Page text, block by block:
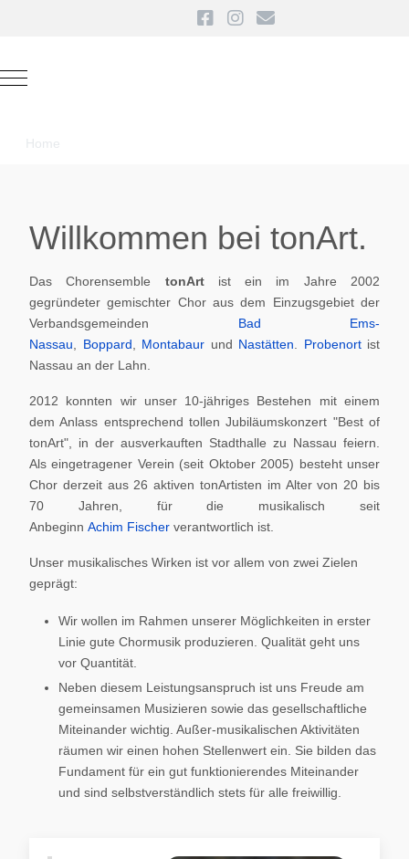
Mobile Menu Toggle
Home
Willkommen bei tonArt.
Das Chorensemble tonArt ist ein im Jahre 2002
gegründeter gemischter Chor aus dem Einzugsgebiet der
Verbandsgemeinden Bad Ems-
Nassau
Boppard Montabaur und Nastätten Probenortist
Nassau an der Lahn.
2012 konnten wir unser 10-jähriges Bestehen mit einem
dem Anlass entsprechend tollen Jubiläumskonzert "Best of
tonArt", in der ausverkauften Stadthalle zu Nassau feiern.
Als eingetragener Verein (seit Oktober 2005) besteht unser
Chor derzeit aus 26 aktiven tonArtisten im Alter von 20 bis
70 Jahren, für die musikalisch seit
Anbeginn Achim Fischer verantwortlich ist.
Unser musikalisches Wirken ist vor allem von zwei Zielen
geprägt:
Wir wollen im Rahmen unserer Möglichkeiten in erster
Linie gute Chormusik produzieren. Qualität geht uns
vor Quantität.
Neben diesem Leistungsanspruch ist uns Freude am
gemeinsamen Musizieren sowie das gesellschaftliche
Miteinander wichtig. Außer-musikalischen Aktivitäten
räumen wir einen hohen Stellenwert ein. Sie bilden das
Fundament für ein gut funktionierendes Miteinander
und sind selbstverständlich stets für alle freiwillig.